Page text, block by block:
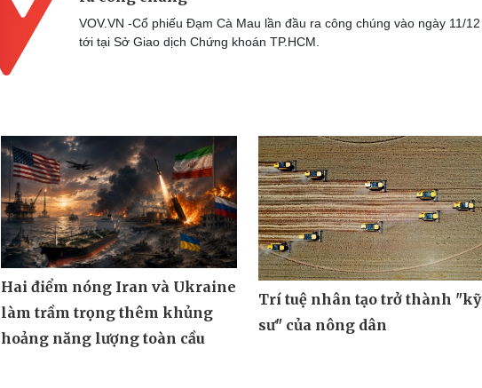
VOV.VN -Cổ phiếu Đạm Cà Mau lần đầu ra công chúng vào ngày 11/12
tới tại Sở Giao dịch Chứng khoán TP.HCM.
Hai điểm nóng Iran và Ukraine
làm trầm trọng thêm khủng
hoảng năng lượng toàn cầu
Trí tuệ nhân tạo trở thành "kỹ
sư" của nông dân